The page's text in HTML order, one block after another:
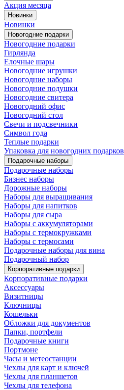
Акция месяца
Новинки
Новинки
Новогодние подарки
Новогодние подарки
Гирлянда
Елочные шары
Новогодние игрушки
Новогодние наборы
Новогодние подушки
Новогодние свитера
Новогодний офис
Новогодний стол
Свечи и подсвечники
Символ года
Теплые подарки
Упаковка для новогодних подарков
Подарочные наборы
Подарочные наборы
Бизнес наборы
Дорожные наборы
Наборы для выращивания
Наборы для напитков
Наборы для сыра
Наборы с аккумуляторами
Наборы с термокружками
Наборы с термосами
Подарочные наборы для вина
Подарочный набор
Корпоративные подарки
Корпоративные подарки
Аксессуары
Визитницы
Ключницы
Кошельки
Обложки для документов
Папки, портфели
Подарочные книги
Портмоне
Часы и метеостанции
Чехлы для карт и ключей
Чехлы для планшетов
Чехлы для телефона